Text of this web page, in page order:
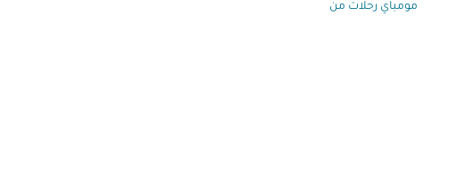
مومباي رحلات من